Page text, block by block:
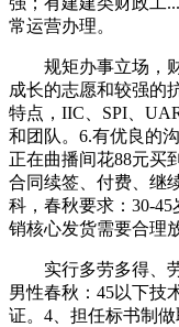
常运营办理。
规矩办事立场，财
成长的志愿和较强的
特点，IIC、SPI、
和团队。6.有优良的
正在曲播间花88元买
合同续签、付费、继
科，春秋要求：30-
销核心发货需要合理
实行多劳多得、劳
男性春秋：45以下技
证。4、担任标书制